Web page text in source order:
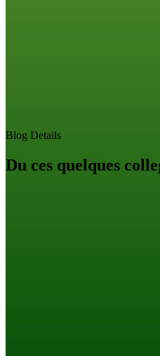
Blog Details
Du ces quelques